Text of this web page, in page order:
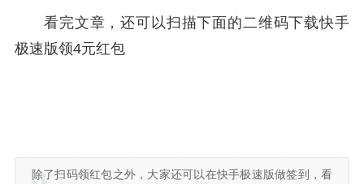
看完文章，还可以扫描下面的二维码下载快手
极速版领4元红包
除了扫码领红包之外，大家还可以在快手极速版做签到，看